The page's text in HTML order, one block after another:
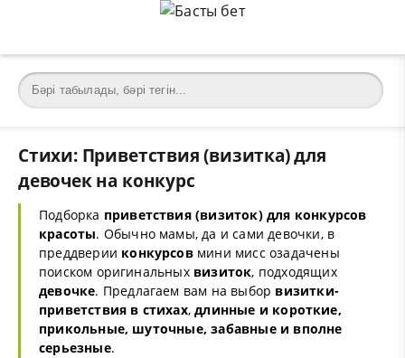
Стихи: Приветствия (визитка) для
девочек на конкурс
Подборка приветствия(визиток) для конкурсов
красоты. Обычно мамы, да и сами девочки, в
преддверии конкурсовмини мисс озадачены
поиском оригинальных визиток, подходящих
девочке. Предлагаем вам на выбор визитки-
приветствия в стихах,длинные и короткие,
прикольные, шуточные, забавные и вполне
серьезные.